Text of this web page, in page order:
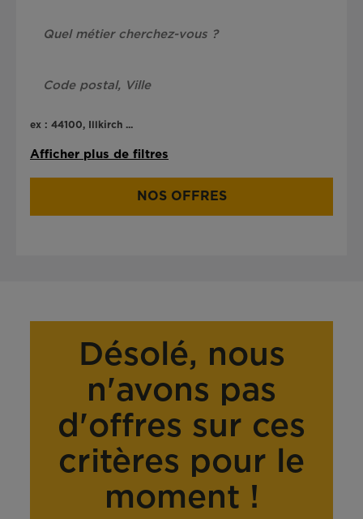
ex : 44100, Illkirch ...
Afficher plus de filtres
NOS OFFRES
Désolé, nous
n'avons pas
d'offres sur ces
critères pour le
moment !